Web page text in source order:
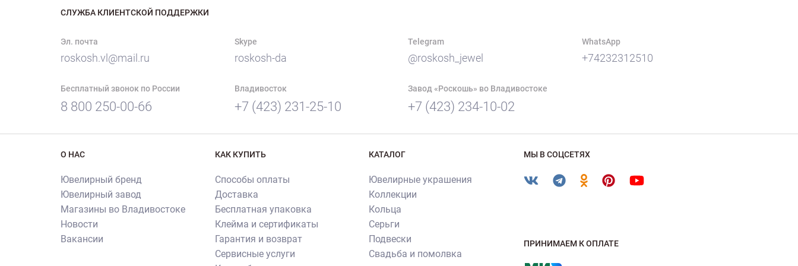
СЛУЖБА КЛИЕНТСКОЙ ПОДДЕРЖКИ
Эл. почта
roskosh.vl@mail.ru
Skype
roskosh-da
Telegram
@roskosh_jewel
WhatsApp
+74232312510
Бесплатный звонок по России
8 800 250-00-66
Владивосток
+7 (423) 231-25-10
Завод «Роскошь» во Владивостоке
+7 (423) 234-10-02
О НАС
Ювелирный бренд
Ювелирный завод
Магазины во Владивостоке
Новости
Вакансии
КАК КУПИТЬ
Способы оплаты
Доставка
Бесплатная упаковка
Клейма и сертификаты
Гарантия и возврат
Сервисные услуги
КАТАЛОГ
Ювелирные украшения
Коллекции
Кольца
Серьги
Подвески
Свадьба и помолвка
МЫ В СОЦСЕТЯХ
ПРИНИМАЕМ К ОПЛАТЕ